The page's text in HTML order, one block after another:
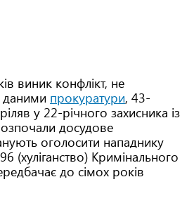
виник конфлікт, не
даними прокуратури, 43-
у 22-річного захисника із
досудове
оголосити нападнику
(хуліганство) Кримінального
до сімох років